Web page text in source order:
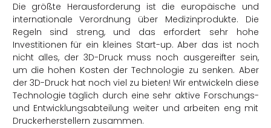
Die größte Herausforderung ist die europäische und
internationale Verordnung über Medizinprodukte. Die
Regeln sind streng, und das erfordert sehr hohe
Investitionen für ein kleines Start-up. Aber das ist noch
nicht alles, der 3D-Druck muss noch ausgereifter sein,
um die hohen Kosten der Technologie zu senken. Aber
der 3D-Druck hat noch viel zu bieten! Wir entwickeln diese
Technologie täglich durch eine sehr aktive Forschungs-
und Entwicklungsabteilung weiter und arbeiten eng mit
Druckerherstellern zusammen.